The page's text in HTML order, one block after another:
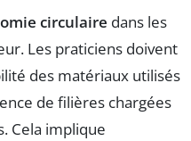
circulaire dans les
Les praticiens doivent
des matériaux utilisés
de filières chargées
Cela implique